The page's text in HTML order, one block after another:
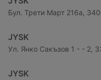
Бул. Трети Март 216a,
JYSK
Ул. Янко Сакъзов 1 - - 2,
JYSK